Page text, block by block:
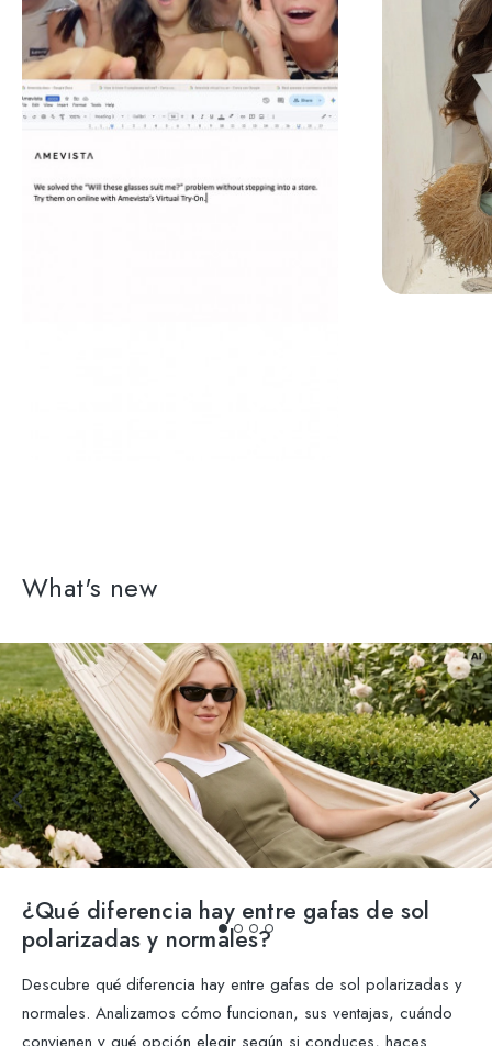
What's new
¿Qué diferencia hay entre gafas de sol
polarizadas y normales?
Descubre qué diferencia hay entre gafas de sol polarizadas y
normales. Analizamos cómo funcionan, sus ventajas, cuándo